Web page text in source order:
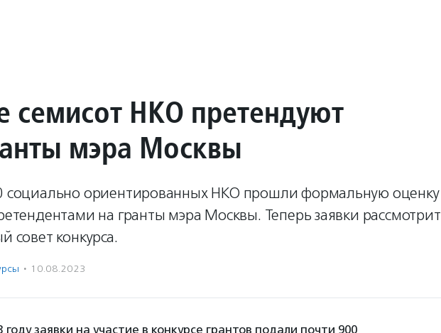
семисот НКО претендуют
мэра Москвы
социально ориентированных НКО прошли формальную оценку
на гранты мэра Москвы. Теперь заявки рассмотрит
совет конкурса.
· 10.08.2023
году заявки на участие в конкурсе грантов подали почти 900